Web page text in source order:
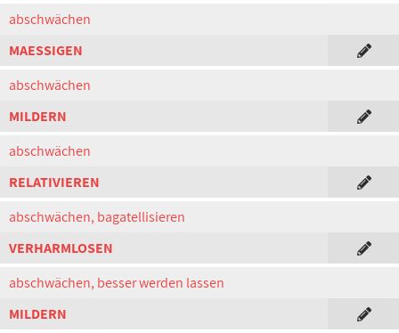
abschwächen
MAESSIGEN
abschwächen
MILDERN
abschwächen
RELATIVIEREN
abschwächen, bagatellisieren
VERHARMLOSEN
abschwächen, besser werden lassen
MILDERN